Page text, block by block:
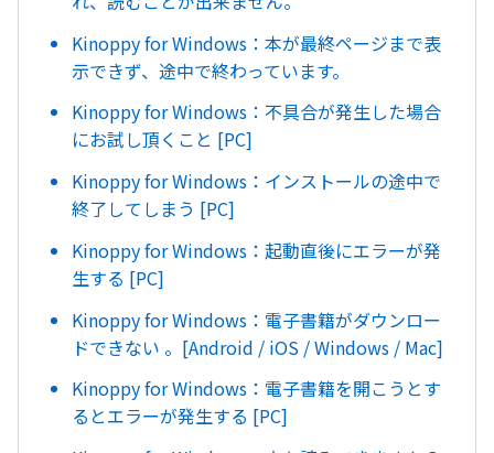
Kinoppy for Windows：本が最終ページまで表
示できず、途中で終わっています。
Kinoppy for Windows：不具合が発生した場合
にお試し頂くこと [PC]
Kinoppy for Windows：インストールの途中で
終了してしまう [PC]
Kinoppy for Windows：起動直後にエラーが発
生する [PC]
Kinoppy for Windows：電子書籍がダウンロー
ドできない 。[Android / iOS / Windows / Mac]
Kinoppy for Windows：電子書籍を開こうとす
るとエラーが発生する [PC]